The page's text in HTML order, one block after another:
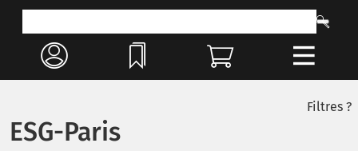
ESG-Paris
Filtres ?